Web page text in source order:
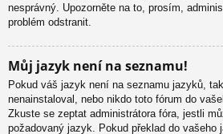
nesprávný. Upozorněte na to, prosím,
problém odstranit.
Můj jazyk není na seznamu!
Pokud váš jazyk není na seznamu jazyků,
nenainstaloval, nebo nikdo toto fórum do
Zkuste se zeptat administrátora fóra, jestli
požadovaný jazyk. Pokud překlad do vašeho